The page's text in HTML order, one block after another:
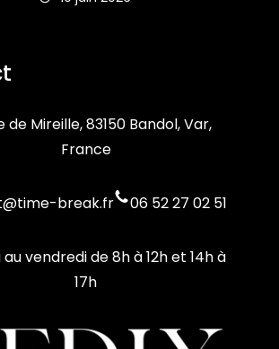
de Mireille, 83150 Bandol, Var,
France
break.fr 06 52 27 02 51
au vendredi de 8h à 12h et 14h à
17h